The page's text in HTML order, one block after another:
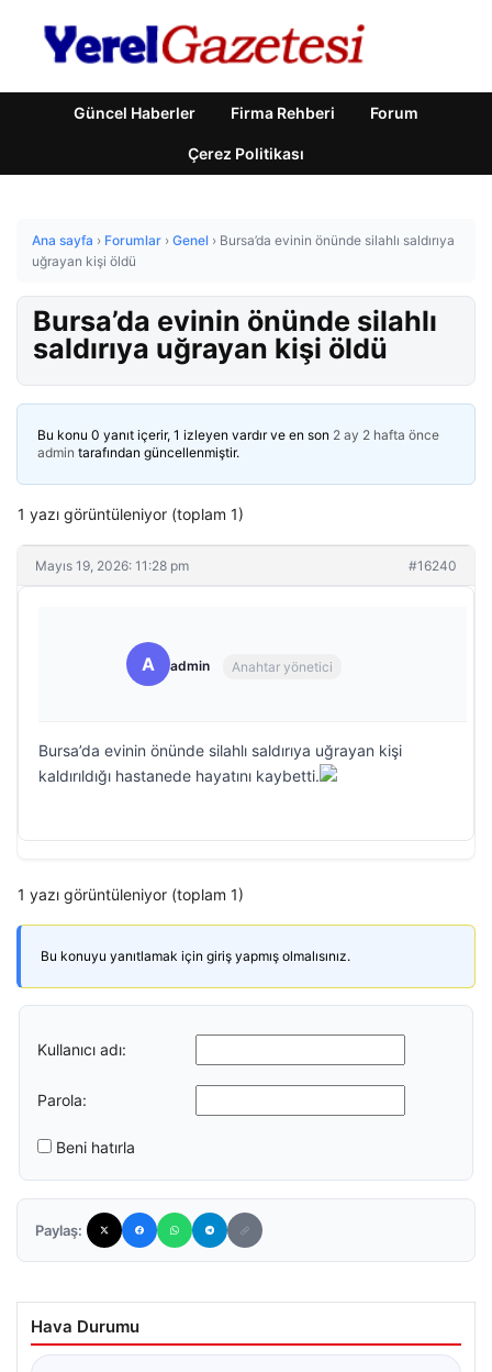
Güncel Haberler Firma Rehberi Forum
Çerez Politikası
Ana sayfa › Forumlar › Genel › Bursa’da evinin önünde silahlı saldırıya
uğrayan kişi öldü
Bursa’da evinin önünde silahlı
saldırıya uğrayan kişi öldü
Bu konu 0 yanıt içerir, 1 izleyen vardır ve en son 2 ay 2 hafta önce
admin tarafından güncellenmiştir.
1 yazı görüntüleniyor (toplam 1)
Mayıs 19, 2026: 11:28 pm #16240
A admin Anahtar yönetici
Bursa’da evinin önünde silahlı saldırıya uğrayan kişi
kaldırıldığı hastanede hayatını kaybetti.
1 yazı görüntüleniyor (toplam 1)
Bu konuyu yanıtlamak için giriş yapmış olmalısınız.
Kullanıcı adı:
Parola:
Beni hatırla
Paylaş:
Hava Durumu